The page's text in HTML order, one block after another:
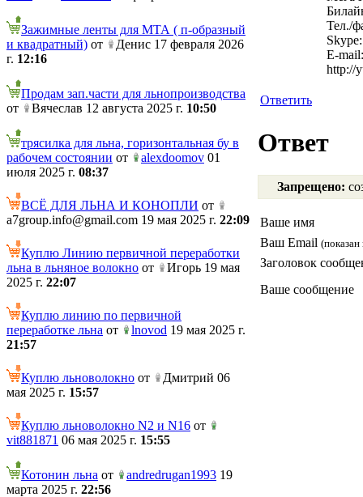
Зажимные ленты для МТА ( п-образный
и квадратный) от
Денис 17 февраля 2026
г. 12:16
Продам зап.части для льнопроизводства
от
Вячеслав 12 августа 2025 г. 10:50
трясилка для льна, горизонтальная бу в
рабочем состоянии от alexdoomov 01
июля 2025 г. 08:37
ВСЁ ДЛЯ ЛЬНА И КОНОПЛИ от
a7group.info@gmail.com 19 мая 2025 г. 22:09
Куплю Линию первичной переработки
льна в льняное волокно от
Игорь 19 мая
2025 г. 22:07
Куплю линию по первичной
переработке льна от lnovod 19 мая 2025 г.
21:57
Куплю льноволокно от
Дмитрий 06
мая 2025 г. 15:57
Куплю льноволокно N2 и N16 от
vit881871 06 мая 2025 г. 15:55
Котонин льна от andredrugan1993 19
марта 2025 г. 22:56
Тел./
E-
http://
Ответить
Ответ
Запрещено:
Ваше имя
Ваш Email (показан
Заголовок
Ваше сообщение